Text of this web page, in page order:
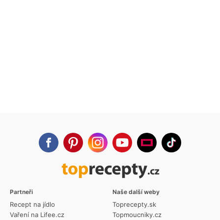
Partneři
Recept na jídlo
Vaření na Lifee.cz
Naše další weby
Toprecepty.sk
Topmoucniky.cz